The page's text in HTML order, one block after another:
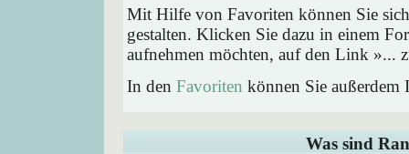
Mit Hilfe von Favoriten können Sie
gestalten. Klicken Sie dazu in einem
aufnehmen möchten, auf den Link »...
In den Favoriten können Sie
Was sind